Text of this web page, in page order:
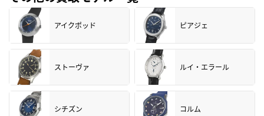
アイクポッド ピアジェ
ストーヴァ ルイ・エラール
シチズン コルム